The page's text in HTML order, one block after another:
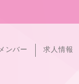
メンバー 求人情報